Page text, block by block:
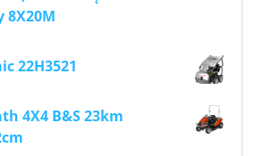
8X20M
22H3521
4X4 B&S 23km